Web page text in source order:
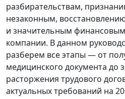
разбирательствам,
незаконным,
и значительным
компании. В данном
разберем все этапы — от
медицинского документа до
расторжения трудового
актуальных требований на